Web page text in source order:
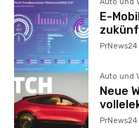
E-
PrNews24
Auto und
Neue
PrNews24